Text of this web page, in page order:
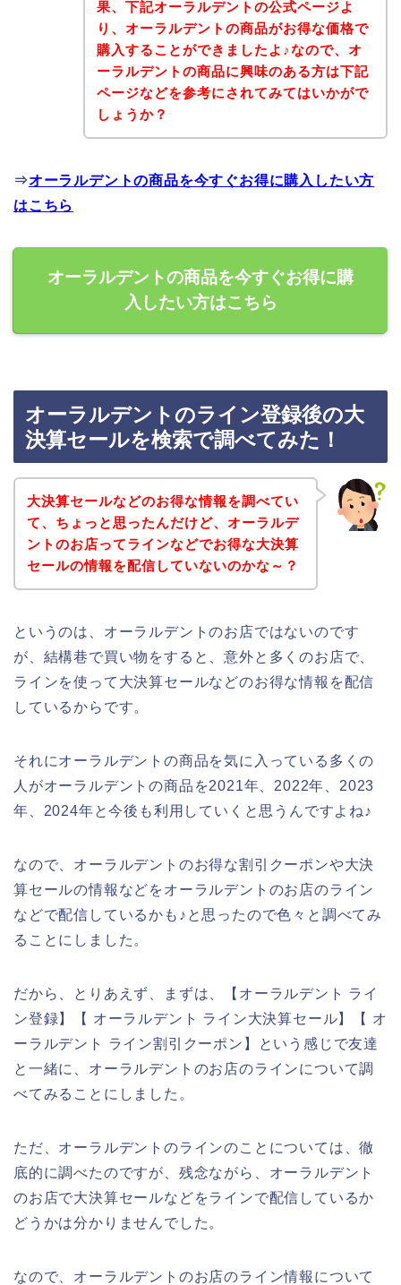
果、下記オーラルデントの公式ページよ
り、オーラルデントの商品がお得な価格で
購入することができましたよ♪なので、オ
ーラルデントの商品に興味のある方は下記
ページなどを参考にされてみてはいかがで
しょうか？
⇒オーラルデントの商品を今すぐお得に購入したい方
はこちら
オーラルデントの商品を今すぐお得に購
入したい方はこちら
オーラルデントのライン登録後の大
決算セールを検索で調べてみた！
大決算セールなどのお得な情報を調べてい
て、ちょっと思ったんだけど、オーラルデ
ントのお店ってラインなどでお得な大決算
セールの情報を配信していないのかな～？
というのは、オーラルデントのお店ではないのです
が、結構巷で買い物をすると、意外と多くのお店で、
ラインを使って大決算セールなどのお得な情報を配信
しているからです。
それにオーラルデントの商品を気に入っている多くの
人がオーラルデントの商品を2021年、2022年、2023
年、2024年と今後も利用していくと思うんですよね♪
なので、オーラルデントのお得な割引クーポンや大決
算セールの情報などをオーラルデントのお店のライン
などで配信しているかも♪と思ったので色々と調べてみ
ることにしました。
だから、とりあえず、まずは、【オーラルデント ライ
ン登録】【 オーラルデント ライン大決算セール】【 オ
ーラルデント ライン割引クーポン】という感じで友達
と一緒に、オーラルデントのお店のラインについて調
べてみることにしました。
ただ、オーラルデントのラインのことについては、徹
底的に調べたのですが、残念ながら、オーラルデント
のお店で大決算セールなどをラインで配信しているか
どうかは分かりませんでした。
なので、オーラルデントのお店のライン情報について